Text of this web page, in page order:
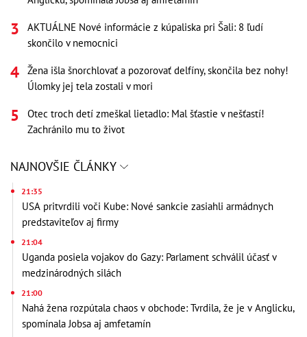
AKTUÁLNE Nové informácie z kúpaliska pri Šali: 8 ľudí
skončilo v nemocnici
Žena išla šnorchlovať a pozorovať delfíny, skončila bez nohy!
Úlomky jej tela zostali v mori
Otec troch detí zmeškal lietadlo: Mal šťastie v nešťastí!
Zachránilo mu to život
NAJNOVŠIE ČLÁNKY
21:35
USA pritvrdili voči Kube: Nové sankcie zasiahli armádnych
predstaviteľov aj firmy
21:04
Uganda posiela vojakov do Gazy: Parlament schválil účasť v
medzinárodných silách
21:00
Nahá žena rozpútala chaos v obchode: Tvrdila, že je v Anglicku,
spomínala Jobsa aj amfetamín